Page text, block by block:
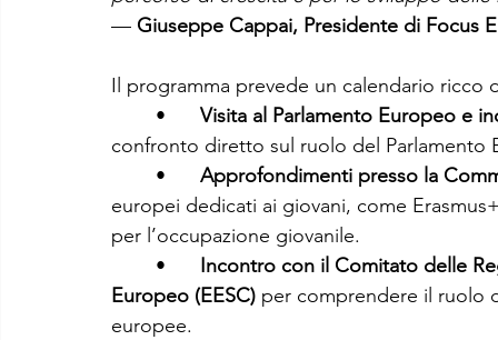
— Giuseppe Cappai, Presidente di Focus
Il programma prevede un calendario ricco
Visita al Parlamento Europeo e
confronto diretto sul ruolo del Parlamento
Approfondimenti presso la
europei dedicati ai giovani, come
per l’occupazione giovanile.
Incontro con il Comitato delle
Europeo (EESC) per comprendere il ruolo
europee.